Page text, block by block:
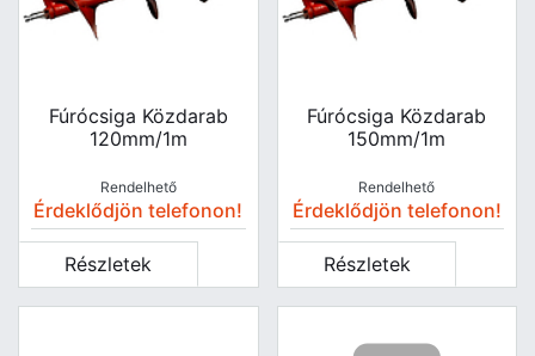
Fúrócsiga Közdarab
120mm/1m
Rendelhető
Érdeklődjön telefonon!
Részletek
Fúrócsiga Közdarab
150mm/1m
Rendelhető
Érdeklődjön telefonon!
Részletek